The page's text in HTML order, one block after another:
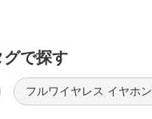
グで探す
フルワイヤレス イヤホン